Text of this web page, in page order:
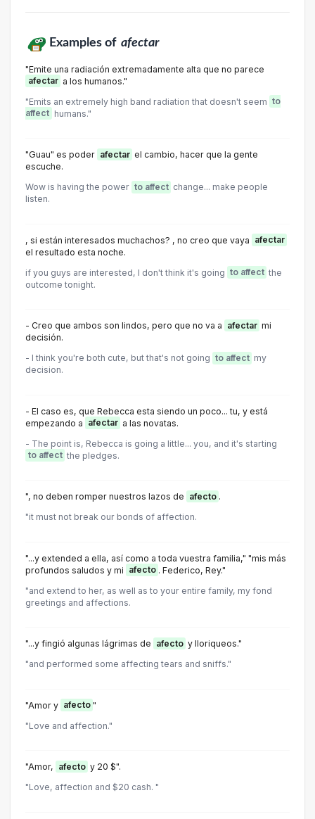
Examples of afectar
"Emite una radiación extremadamente alta que no parece
afectar a los humanos."
"Emits an extremely high band radiation that doesn't seem to
affect humans."
"Guau" es poder afectar el cambio, hacer que la gente
escuche.
Wow is having the power to affect change... make people
listen.
, si están interesados muchachos? , no creo que vaya afectar
el resultado esta noche.
if you guys are interested, I don't think it's going to affect the
outcome tonight.
- Creo que ambos son lindos, pero que no va a afectar mi
decisión.
- l think you're both cute, but that's not going to affect my
decision.
- El caso es, que Rebecca esta siendo un poco... tu, y está
empezando a afectar a las novatas.
- The point is, Rebecca is going a little... you, and it's starting
to affect the pledges.
", no deben romper nuestros lazos de afecto .
"it must not break our bonds of affection.
"...y extended a ella, así como a toda vuestra familia," "mis más
profundos saludos y mi afecto . Federico, Rey."
"and extend to her, as well as to your entire family, my fond
greetings and affections.
"...y fingió algunas lágrimas de afecto y lloriqueos."
"and performed some affecting tears and sniffs."
"Amor y afecto "
"Love and affection."
"Amor, afecto y 20 $".
"Love, affection and $20 cash. "